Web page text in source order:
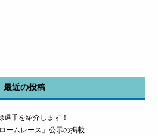
最近の投稿
選手を紹介します！
ームレース』公示の掲載